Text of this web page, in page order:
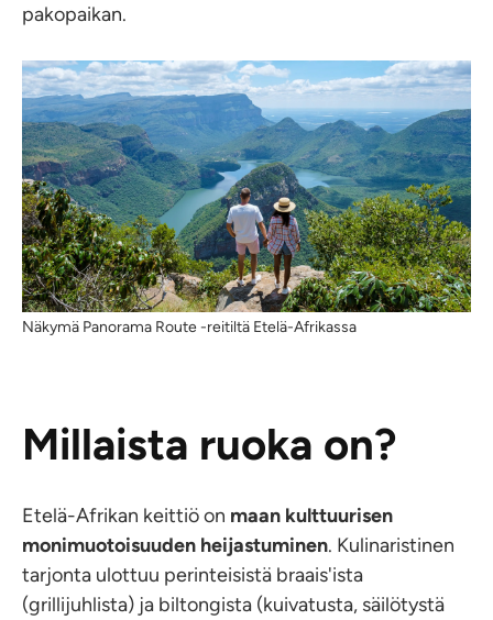
pakopaikan.
Näkymä Panorama Route -reitiltä Etelä-Afrikassa
Millaista ruoka on?
Etelä-Afrikan keittiö on maan kulttuurisen
monimuotoisuuden heijastuminen. Kulinaristinen
tarjonta ulottuu perinteisistä braais'ista
(grillijuhlista) ja biltongista (kuivatusta, säilötystä